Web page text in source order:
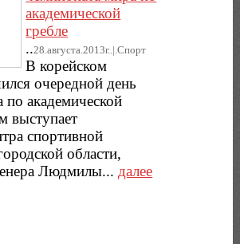
академической
гребле
..28.августа.2013г..|.Спорт
В корейском
очередной день
по академической
выступает
спортивной
области,
Людмилы... далее